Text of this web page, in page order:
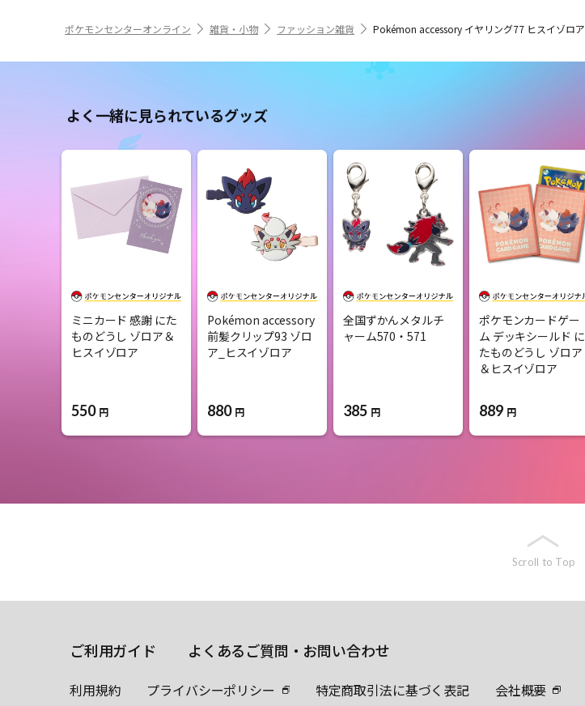
ポケモンセンターオンライン 雑貨・小物 ファッション雑貨 Pokémon accessory イヤリング77 ヒスイゾロア
よく一緒に見られているグッズ
ミニカード 感謝 にた
ものどうし ゾロア＆
ヒスイゾロア
550 円
Pokémon accessory
前髪クリップ93 ゾロ
ア_ヒスイゾロア
880 円
全国ずかんメタルチ
ャーム570・571
385 円
ポケモンカードゲー
ム デッキシールド に
たものどうし ゾロア
＆ヒスイゾロア
889 円
Scroll to Top
ご利用ガイド よくあるご質問・お問い合わせ
利用規約 プライバシーポリシー 特定商取引法に基づく表記 会社概要